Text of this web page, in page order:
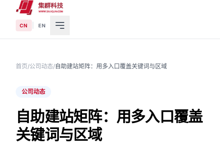
CN EN
首页/公司动态/自助建站矩阵：用多入口覆盖关键词与区域
公司动态
自助建站矩阵：用多入口覆盖
关键词与区域